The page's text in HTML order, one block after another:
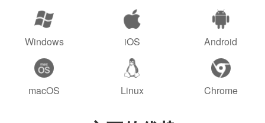
Windows iOS Android
macOS Linux Chrome